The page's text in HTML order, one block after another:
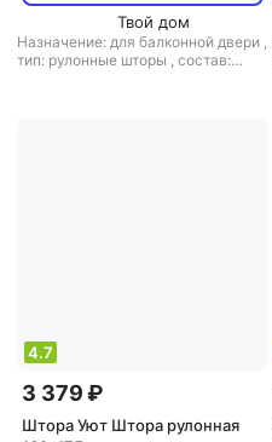
Твой дом
Назначение: для балконной двери ,
тип: рулонные шторы , состав:
4.7
3 379 ₽
Штора Уют Штора рулонная